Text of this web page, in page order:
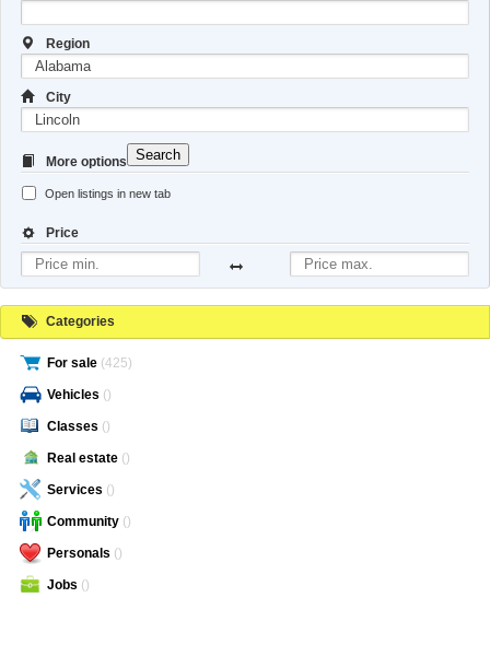
Region
City
More options
Open listings in new tab
Price
Search
Categories
For sale (425)
Vehicles ()
Classes ()
Real estate ()
Services ()
Community ()
Personals ()
Jobs ()